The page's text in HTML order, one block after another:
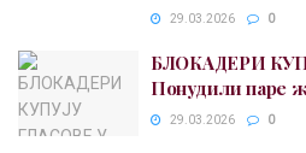
29.03.2026 0
БЛОКАДЕРИ
Понудили паре
29.03.2026 0